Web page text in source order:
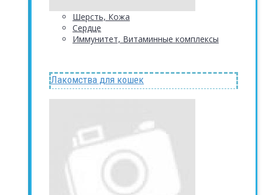
Шерсть, Кожа
Сердце
Иммунитет, Витаминные комплексы
Лакомства для кошек